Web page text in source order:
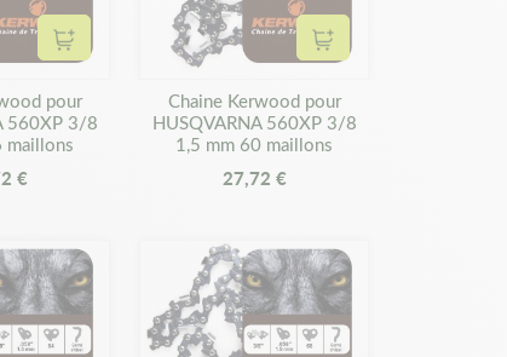
Ajouter au panier
pour
560XP 3/8
maillons
€
Ajouter au panier
Chaine Kerwood pour
HUSQVARNA 560XP 3/8
1,5 mm 60 maillons
27,72 €